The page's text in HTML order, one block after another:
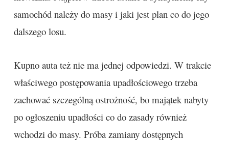
samochód należy do masy i jaki jest plan co do jego
dalszego losu.
Kupno auta też nie ma jednej odpowiedzi. W trakcie
właściwego postępowania upadłościowego trzeba
zachować szczególną ostrożność, bo majątek nabyty
po ogłoszeniu upadłości co do zasady również
wchodzi do masy. Próba zamiany dostępnych